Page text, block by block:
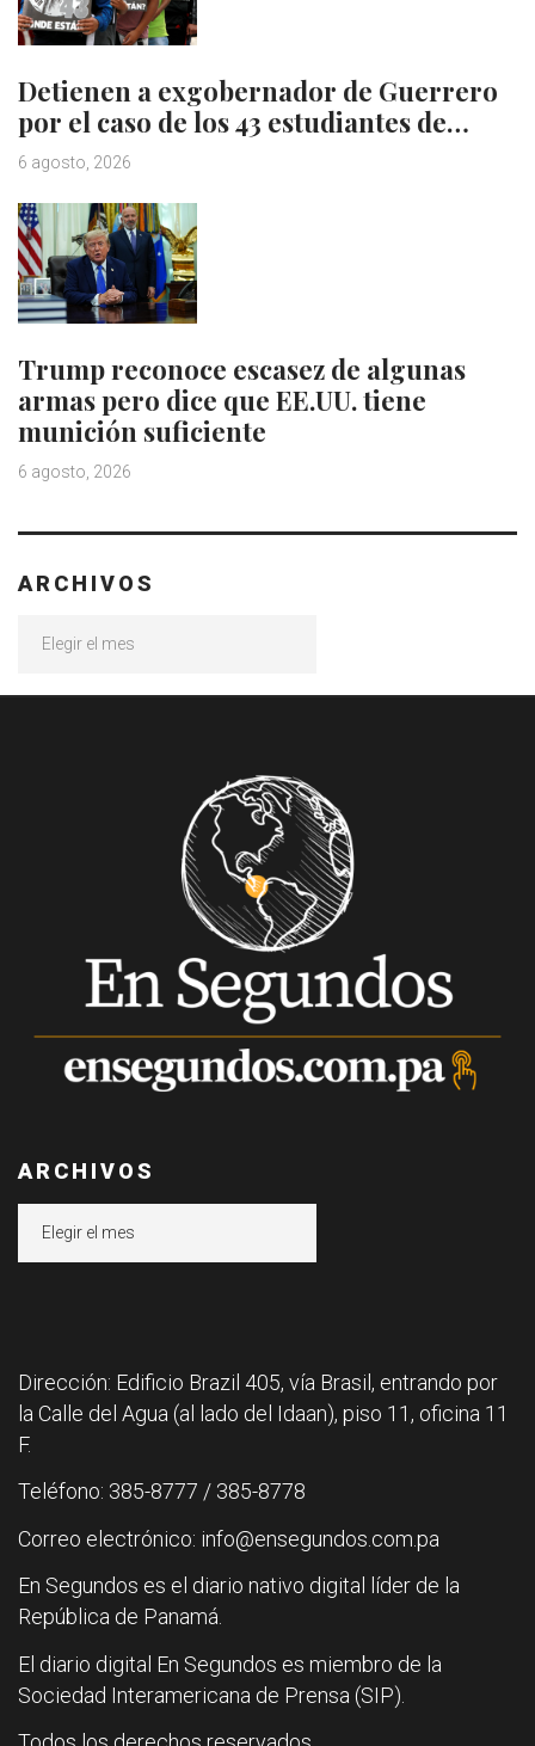
Detienen a exgobernador de Guerrero
por el caso de los 43 estudiantes de…
6 agosto, 2026
Trump reconoce escasez de algunas
armas pero dice que EE.UU. tiene
munición suficiente
6 agosto, 2026
ARCHIVOS
ARCHIVOS
Dirección: Edificio Brazil 405, vía Brasil, entrando por
la Calle del Agua (al lado del Idaan), piso 11, oficina 11
F.
Teléfono: 385-8777 / 385-8778
Correo electrónico: info@ensegundos.com.pa
En Segundos es el diario nativo digital líder de la
República de Panamá.
El diario digital En Segundos es miembro de la
Sociedad Interamericana de Prensa (SIP).